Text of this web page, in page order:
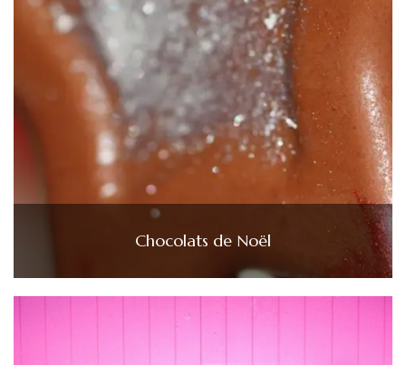
Chocolats de Noël